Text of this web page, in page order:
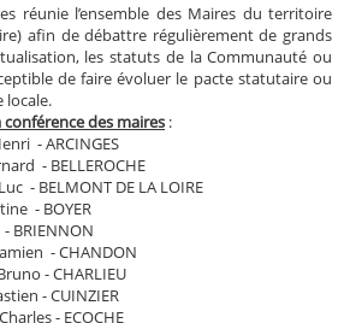
réunie l’ensemble des Maires du territoire
afin de débattre régulièrement de grands
les statuts de la Communauté ou
de faire évoluer le pacte statutaire ou
locale.
des maires :
- ARCINGES
- BELLEROCHE
- BELMONT DE LA LOIRE
- BOYER
BRIENNON
- CHANDON
- CHARLIEU
- CUINZIER
- ECOCHE